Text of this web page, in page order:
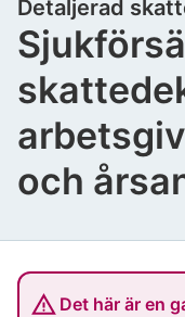
och
Detaljerad
Det här är en